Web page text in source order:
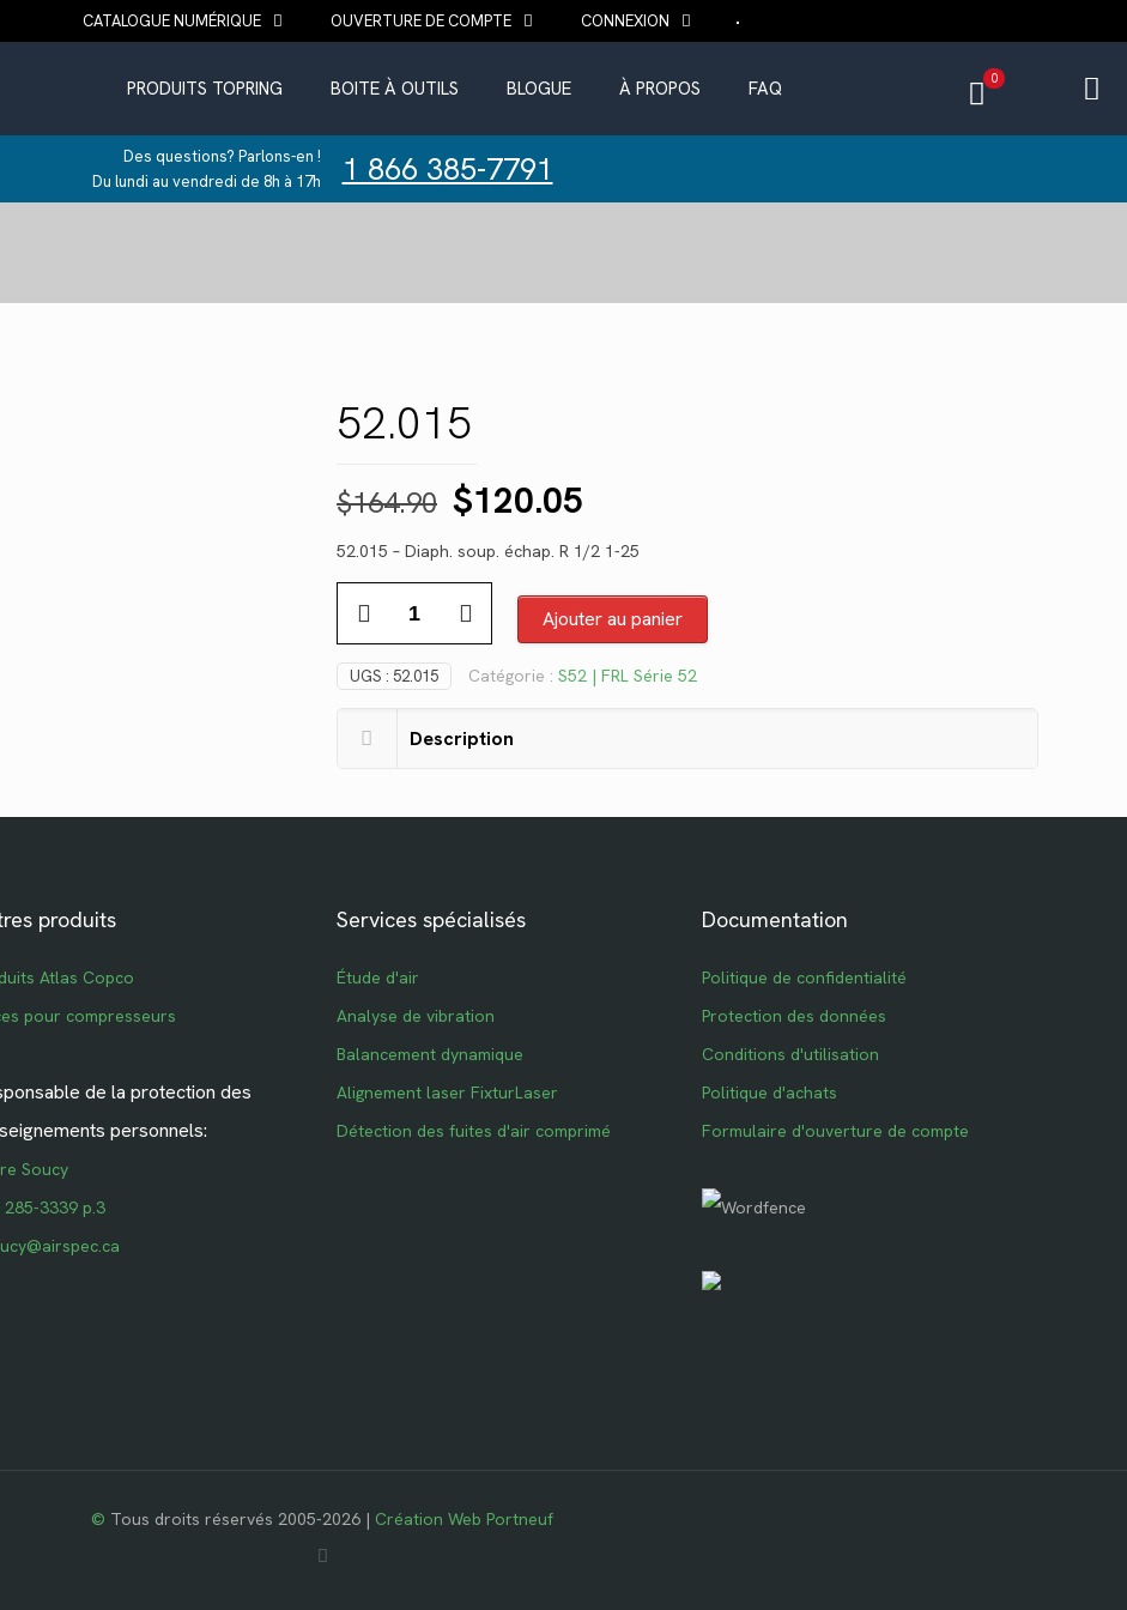
CATALOGUE NUMÉRIQUE OUVERTURE DE COMPTE CONNEXION
PRODUITS TOPRING BOITE À OUTILS BLOGUE À PROPOS FAQ 0
Des questions? Parlons-en !
Du lundi au vendredi de 8h à 17h
1 866 385-7791
52.015
$164.90 Le
prix
initial
était :
$164.90.
$120.05
prix
actuel
est :
$120.05.
52.015 – Diaph. soup. échap. R 1/2 1-25
52.015
Ajouter au panier
UGS : 52.015 Catégorie : S52 | FRL Série 52
Description
produits
Atlas Copco
pour compresseurs
de la protection des
personnels:
Soucy
285-3339 p.3
Services spécialisés
Étude d'air
Analyse de vibration
Balancement dynamique
Alignement laser FixturLaser
Détection des fuites d'air comprimé
Documentation
Politique de confidentialité
Protection des données
Conditions d'utilisation
Politique d'achats
Formulaire d'ouverture de compte
© Tous droits réservés 2005-2026 | Création Web Portneuf